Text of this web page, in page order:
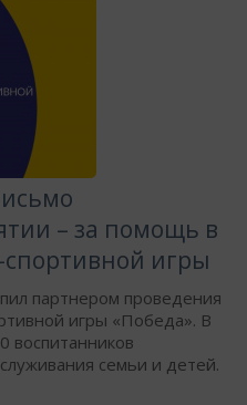
– за помощь в
игры
партнером проведения
игры «Победа». В
воспитанников
семьи и детей.